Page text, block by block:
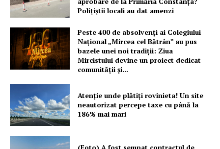
Polițiștii locali au dat amenzi
Peste 400 de absolvenți ai Colegiului
Național „Mircea cel Bătrân” au pus
bazele unei noi tradiții: Ziua
Mircistului devine un proiect dedicat
comunității și...
Atenție unde plătiți rovinieta! Un site
neautorizat percepe taxe cu până la
186% mai mari